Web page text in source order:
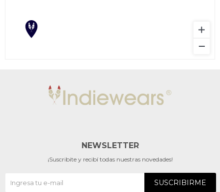
NEWSLETTER
¡Suscribite y recibí todas nuestras novedades!
SUSCRIBIRME